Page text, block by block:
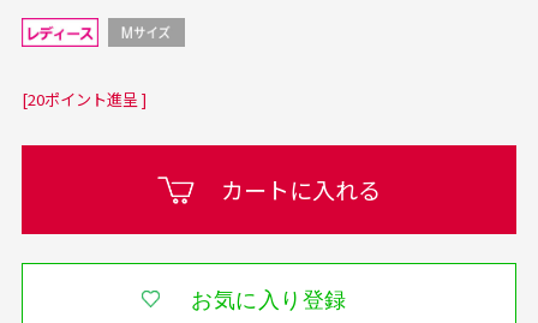
[20ポイント進呈 ]
カートに入れる
お気に入り登録